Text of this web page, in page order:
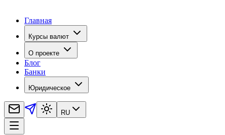
Главная
Курсы валют
О проекте
Блог
Банки
Юридическое
RU